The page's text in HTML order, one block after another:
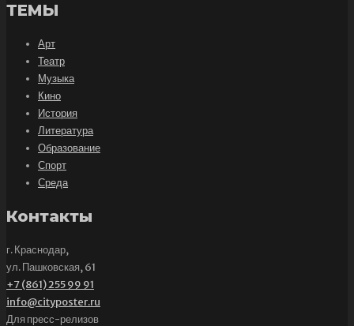
ТЕМЫ
Арт
Театр
Музыка
Кино
История
Литература
Образование
Спорт
Среда
Контакты
г. Краснодар,
ул. Пашковская, 61
+7 (861) 255 99 91
info@cityposter.ru
Для пресс-релизов